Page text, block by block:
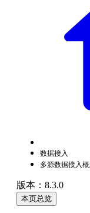
数据接入
多源数据接入
版本：8.3.0
本页总览